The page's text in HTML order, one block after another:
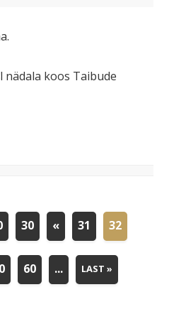
nädala koos Taibude
30 « 31 32
60 ... LAST »